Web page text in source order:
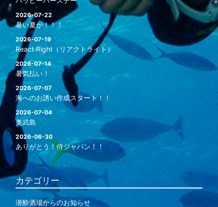
2026-07-22
暑い夏が！！！
2026-07-19
React Right（リアクトライト）
2026-07-14
暑気払い！
2026-07-07
海へのお誘い作成スタート！！
2026-07-04
奥武島
2026-06-30
ありがとう！侍ジャパン！！
カテゴリー
潜酔酒場からのお知らせ